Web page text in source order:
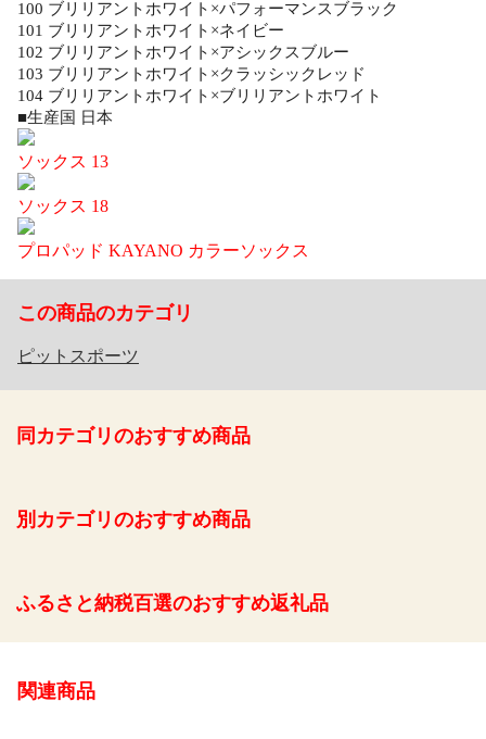
100 ブリリアントホワイト×パフォーマンスブラック
101 ブリリアントホワイト×ネイビー
102 ブリリアントホワイト×アシックスブルー
103 ブリリアントホワイト×クラッシックレッド
104 ブリリアントホワイト×ブリリアントホワイト
■生産国 日本
ソックス 13
ソックス 18
プロパッド KAYANO カラーソックス
この商品のカテゴリ
ピットスポーツ
同カテゴリのおすすめ商品
別カテゴリのおすすめ商品
ふるさと納税百選のおすすめ返礼品
関連商品